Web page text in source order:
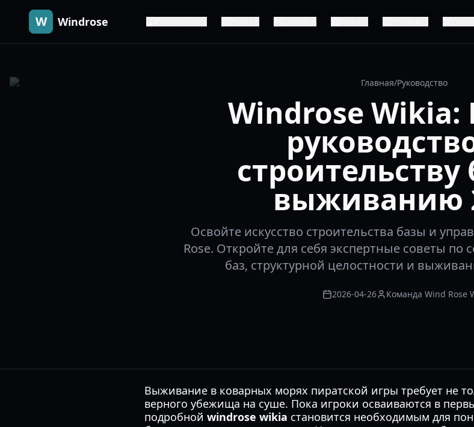
W Windrose
Главная/Руководство
Windrose Wikia:
выживанию
Освойте искусство строительства базы и
Rose. Откройте для себя экспертные советы
баз, структурной целостности и
2026-04-26 Команда Wind Rose
Выживание в коварных морях пиратской игры требует не
верного убежища на суше. Пока игроки осваиваются в
подробной windrose wikia становится необходимым для